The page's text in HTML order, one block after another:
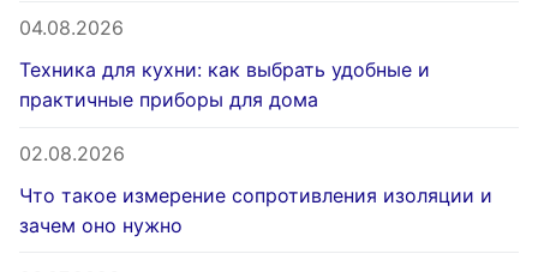
04.08.2026
Техника для кухни: как выбрать удобные и
практичные приборы для дома
02.08.2026
Что такое измерение сопротивления изоляции и
зачем оно нужно